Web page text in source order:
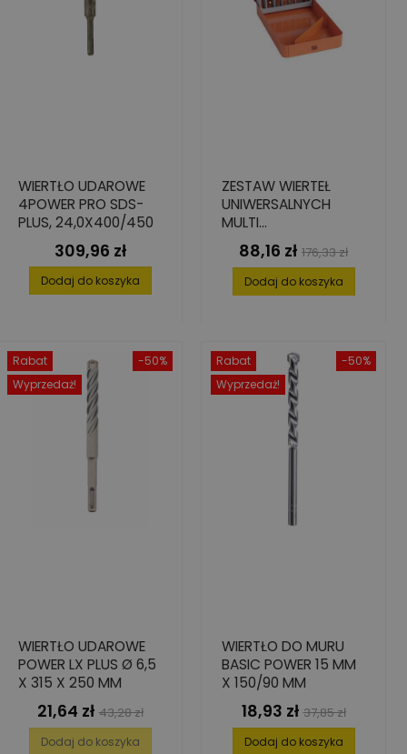
WIERTŁO UDAROWE
4POWER PRO SDS-
PLUS, 24,0X400/450
Cena
309,96 zł
Dodaj do koszyka
ZESTAW WIERTEŁ
UNIWERSALNYCH
MULTI
CONSTRUCTION, 7
ELEMENT. 4-12
Cena
88,16 zł Cena
podstawowa
176,33 zł
Dodaj do koszyka
-50%
Rabat
Wyprzedaż!
WIERTŁO UDAROWE
POWER LX PLUS Ø 6,5
X 315 X 250 MM
Cena
21,64 zł Cena
podstawowa
43,28 zł
Dodaj do koszyka
-50%
Rabat
Wyprzedaż!
WIERTŁO DO MURU
BASIC POWER 15 MM
X 150/90 MM
Cena
18,93 zł Cena
podstawowa
37,85 zł
Dodaj do koszyka